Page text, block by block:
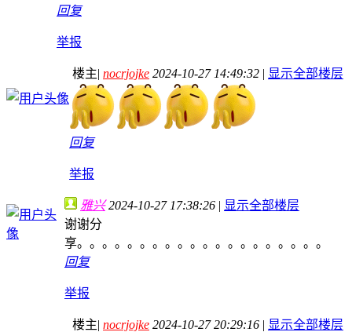
回复
举报
楼主| nocrjojke 2024-10-27 14:49:32 | 显示全部楼层
回复
举报
雅兴2024-10-27 17:38:26 | 显示全部楼层
谢谢分
享。。。。。。。。。。。。。。。。。。。。
回复
举报
楼主| nocrjojke 2024-10-27 20:29:16 | 显示全部楼层